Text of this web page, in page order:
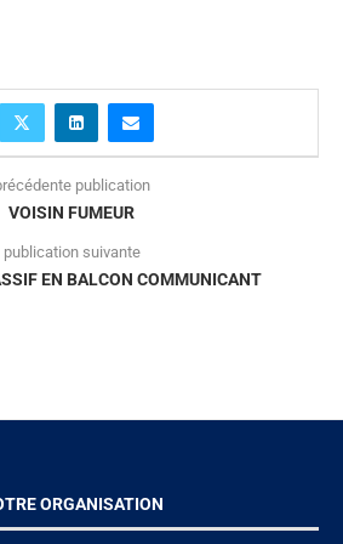
publication
VOISIN FUMEUR
publication suivante
EN BALCON COMMUNICANT
ORGANISATION